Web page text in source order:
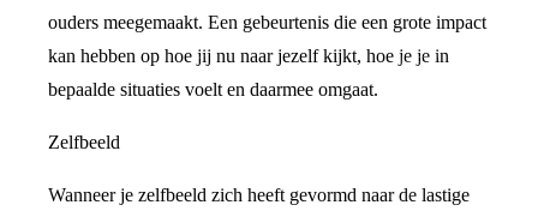
ouders meegemaakt. Een gebeurtenis die een grote impact
kan hebben op hoe jij nu naar jezelf kijkt, hoe je je in
bepaalde situaties voelt en daarmee omgaat.
Zelfbeeld
Wanneer je zelfbeeld zich heeft gevormd naar de lastige